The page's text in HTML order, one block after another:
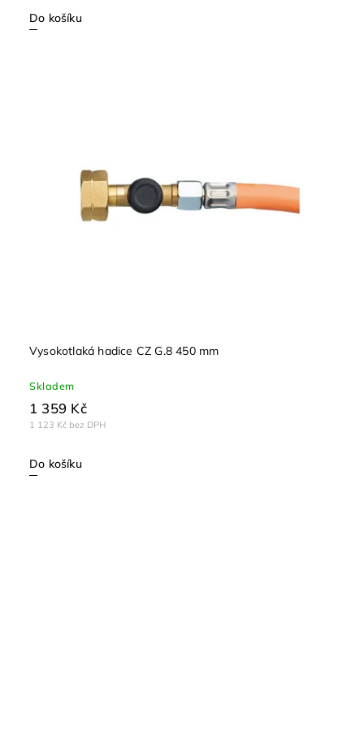
Do košíku
Vysokotlaká hadice CZ G.8 450 mm
Skladem
1 123 Kč bez DPH
1 359 Kč
Do košíku